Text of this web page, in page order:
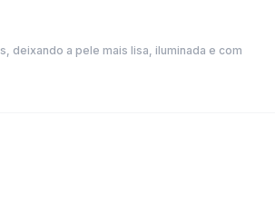
deixando a pele mais lisa, iluminada e com